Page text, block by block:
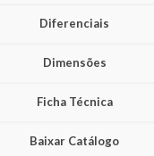
Diferenciais
Dimensões
Ficha Técnica
Baixar Catálogo